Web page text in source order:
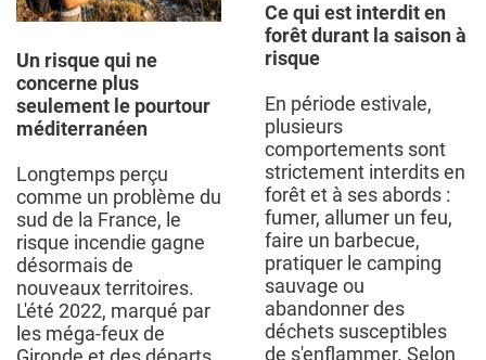
Un risque qui ne
concerne plus
seulement le pourtour
méditerranéen
Longtemps perçu
comme un problème du
sud de la France, le
risque incendie gagne
désormais de
nouveaux territoires.
L'été 2022, marqué par
les méga-feux de
Ce qui est interdit en
forêt durant la saison à
risque
En période estivale,
plusieurs
comportements sont
strictement interdits en
forêt et à ses abords :
fumer, allumer un feu,
faire un barbecue,
pratiquer le camping
sauvage ou
abandonner des
déchets susceptibles
de s'enflammer. Selon